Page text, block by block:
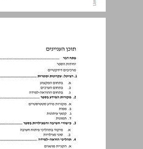
תוכן העניינים ... 3